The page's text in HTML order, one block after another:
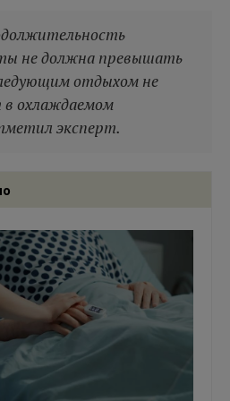
не должна превышать
отдыхом не
охлаждаемом
эксперт.